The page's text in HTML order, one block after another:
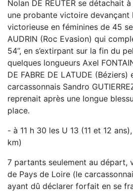
Nolan DE REUTER se détachait
une probante victoire devançant
victorieuse en féminines de 45
AUDRIN (Roc Evasion) qui
54’’, en s’extirpant sur la fin du
quelques longueurs Axel
DE FABRE DE LATUDE
carcassonnais Sandro
reprenait après une longue
place.
- à 11 h 30 les U 13 (11 et 12
km)
7 partants seulement au départ,
de Pays de Loire (le
ayant dû déclarer forfait en se